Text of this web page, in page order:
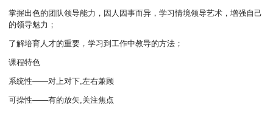
掌握出色的团队领导能力，因人因事而异，学习情境领导艺术，增强自己
的领导魅力；
了解培育人才的重要，学习到工作中教导的方法；
课程特色
系统性——对上对下,左右兼顾
可操性——有的放矢,关注焦点